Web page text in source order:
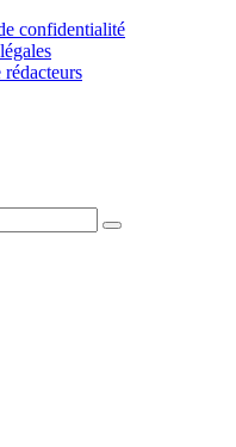
confidentialité